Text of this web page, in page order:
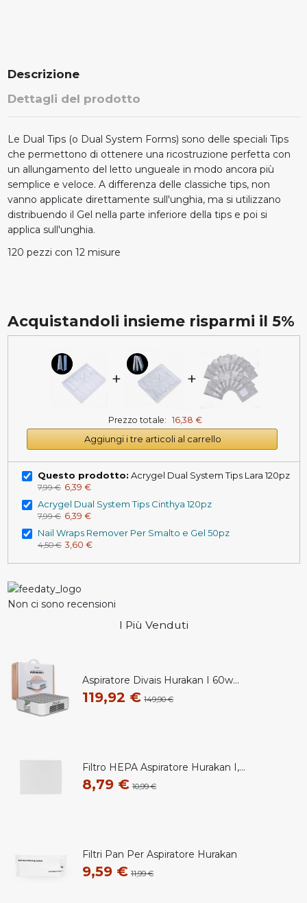
Descrizione
Dettagli del prodotto
Le Dual Tips (o Dual System Forms) sono delle speciali Tips
che permettono di ottenere una ricostruzione perfetta con
un allungamento del letto ungueale in modo ancora più
semplice e veloce. A differenza delle classiche tips, non
vanno applicate direttamente sull'unghia, ma si utilizzano
distribuendo il Gel nella parte inferiore della tips e poi si
applica sull'unghia.
120 pezzi con 12 misure
Acquistandoli insieme risparmi il 5%
+ +
Prezzo totale: 16,38 €
Aggiungi i tre articoli al carrello
Questo prodotto: Acrygel Dual System Tips Lara 120pz
7,99 € 6,39 €
Acrygel Dual System Tips Cinthya 120pz
7,99 € 6,39 €
Nail Wraps Remover Per Smalto e Gel 50pz
4,50 € 3,60 €
Non ci sono recensioni
I Più Venduti
Aspiratore Divais Hurakan I 60w...
119,92 € 149,90 €
Filtro HEPA Aspiratore Hurakan I,...
8,79 € 10,99 €
Filtri Pan Per Aspiratore Hurakan
9,59 € 11,99 €